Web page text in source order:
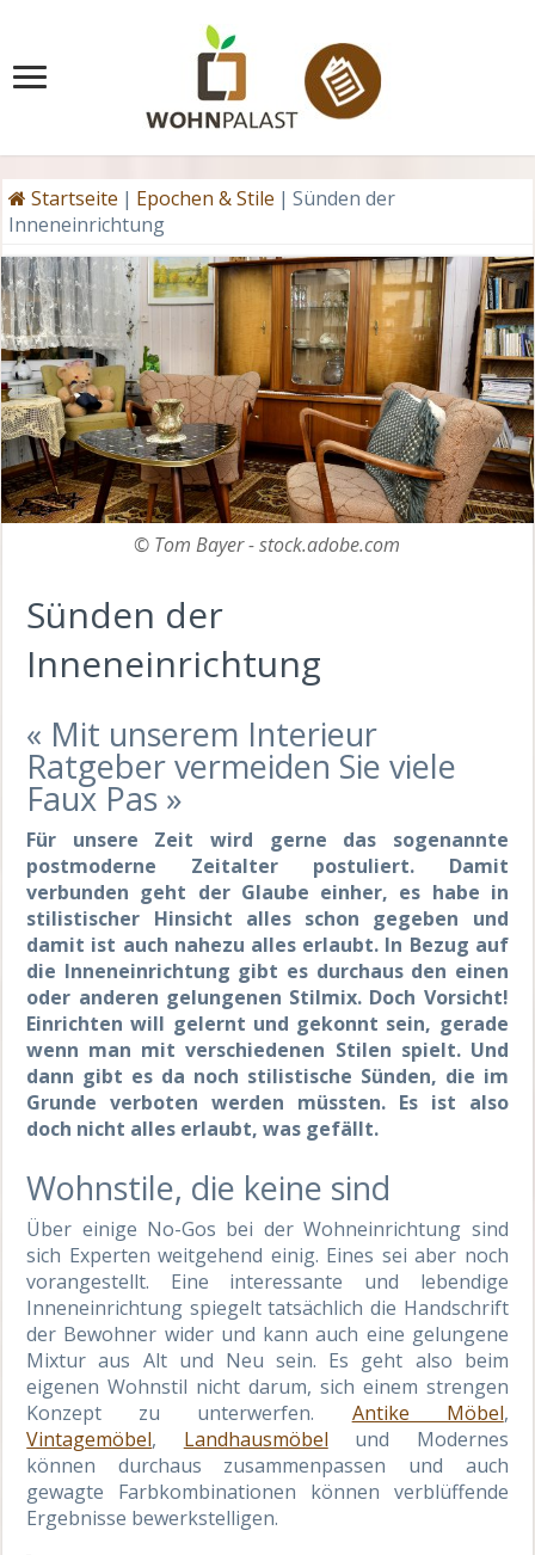
Startseite | Epochen & Stile | Sünden der
Inneneinrichtung
© Tom Bayer - stock.adobe.com
Sünden der
Inneneinrichtung
« Mit unserem Interieur
Ratgeber vermeiden Sie viele
Faux Pas »
Für unsere Zeit wird gerne das sogenannte
postmoderne Zeitalter postuliert. Damit
verbunden geht der Glaube einher, es habe in
stilistischer Hinsicht alles schon gegeben und
damit ist auch nahezu alles erlaubt. In Bezug auf
die Inneneinrichtung gibt es durchaus den einen
oder anderen gelungenen Stilmix. Doch Vorsicht!
Einrichten will gelernt und gekonnt sein, gerade
wenn man mit verschiedenen Stilen spielt. Und
dann gibt es da noch stilistische Sünden, die im
Grunde verboten werden müssten. Es ist also
doch nicht alles erlaubt, was gefällt.
Wohnstile, die keine sind
Über einige No-Gos bei der Wohneinrichtung sind
sich Experten weitgehend einig. Eines sei aber noch
vorangestellt. Eine interessante und lebendige
Inneneinrichtung spiegelt tatsächlich die Handschrift
der Bewohner wider und kann auch eine gelungene
Mixtur aus Alt und Neu sein. Es geht also beim
eigenen Wohnstil nicht darum, sich einem strengen
Konzept zu unterwerfen. Antike Möbel,
Vintagemöbel, Landhausmöbel und Modernes
können durchaus zusammenpassen und auch
gewagte Farbkombinationen können verblüffende
Ergebnisse bewerkstelligen.